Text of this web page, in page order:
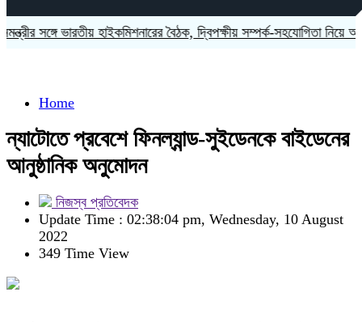
সঙ্গে ভারতীয় হাইকমিশনারের বৈঠক, দ্বিপক্ষীয় সম্পর্ক-সহযোগিতা নিয়ে
Home
ন্যাটোতে প্রবেশে ফিনল্যান্ড-সুইডেনকে বাইডেনের
আনুষ্ঠানিক অনুমোদন
নিজস্ব প্রতিবেদক
Update Time : 02:38:04 pm, Wednesday, 10 August
2022
349 Time View